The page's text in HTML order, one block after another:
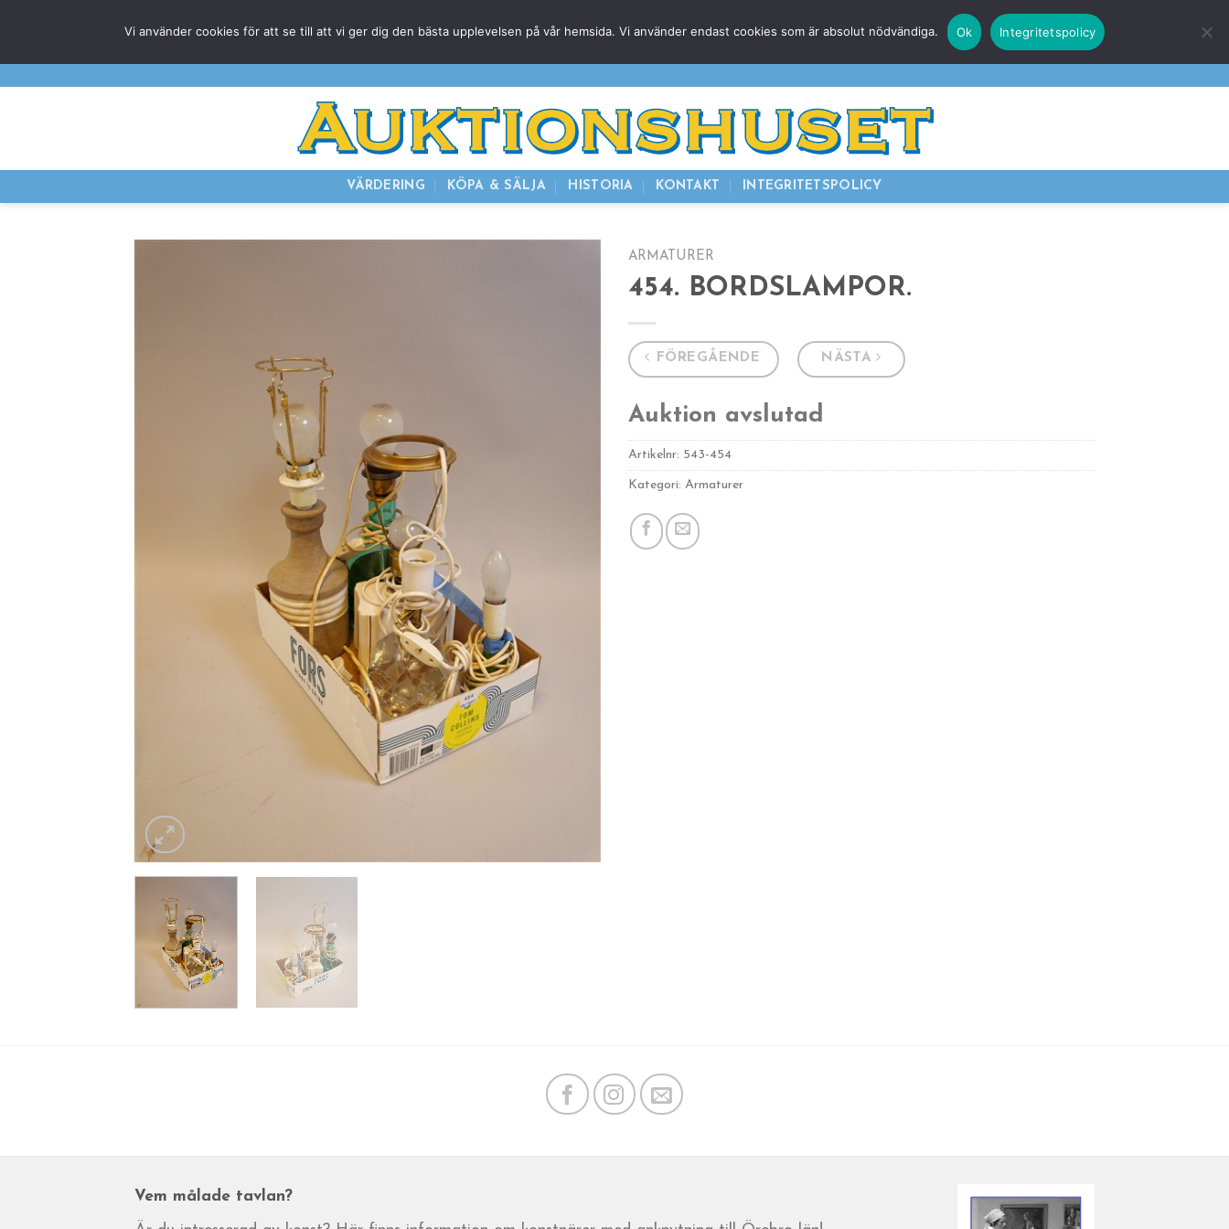
content
NUVARANDE AUKTION LOGGA IN
VÄRDERING KÖPA & SÄLJA HISTORIA KONTAKT INTEGRITETSPOLICY
ARMATURER
454. BORDSLAMPOR.
FÖREGÅENDE NÄSTA
Auktion avslutad
Artikelnr: 543-454
Kategori: Armaturer
Vem målade tavlan?
Vi använder cookies för att se till att vi ger dig den bästa upplevelsen på vår hemsida. Vi använder endast cookies som är absolut nödvändiga. Ok Integritetspolicy